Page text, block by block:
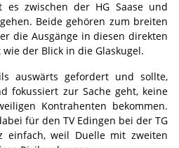
es zwischen der HG Saase und
Beide gehören zum breiten
die Ausgänge in diesen direkten
der Blick in die Glaskugel.
auswärts gefordert und sollte,
fokussiert zur Sache geht, keine
Kontrahenten bekommen.
für den TV Edingen bei der TG
einfach, weil Duelle mit zweiten